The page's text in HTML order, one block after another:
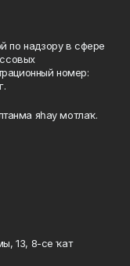
по надзору в сфере
номер:
яһау мотлаҡ.
13, 8-се ҡат